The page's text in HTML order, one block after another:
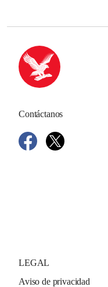
Contáctanos
LEGAL
Aviso de privacidad